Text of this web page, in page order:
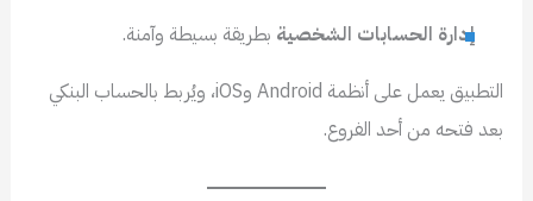
إدارة الحسابات الشخصية بطريقة بسيطة وآمنة.
التطبيق يعمل على أنظمة Android وiOS، ويُربط بالحساب البنكي
بعد فتحه من أحد الفروع.